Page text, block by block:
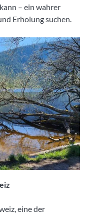
– ein wahrer
Erholung suchen.
eine der